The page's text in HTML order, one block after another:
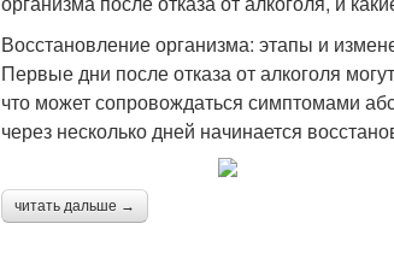
Восстановление организма: этапы и
Первые дни после отказа от алкоголя
что может сопровождаться симптомами
через несколько дней начинается
читать дальше →